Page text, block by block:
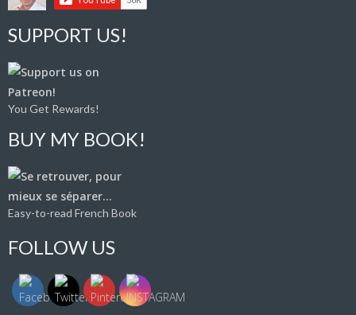
SUPPORT US!
You Get Rewards!
BUY MY BOOK!
Easy-to-read French Book
FOLLOW US